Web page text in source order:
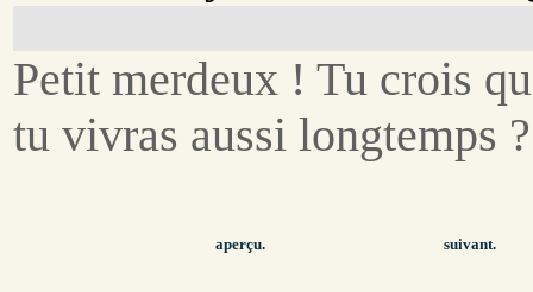
Petit merdeux ! Tu crois
tu vivras aussi longtemps ?
aperçu. suivant.